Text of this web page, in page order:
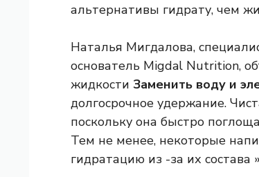
альтернативы гидрату, чем
Наталья Мигдалова,
основатель Migdal Nutrition,
жидкости Заменить воду и
долгосрочное удержание.
поскольку она быстро
Тем не менее, некоторые
гидратацию из -за их состава